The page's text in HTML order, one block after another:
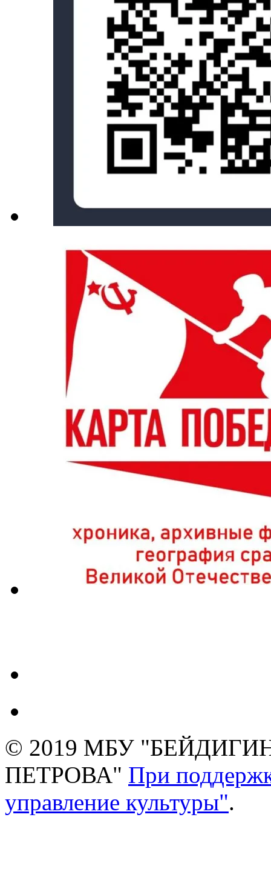
© 2019 МБУ
ПЕТРОВА" При
управление культуры".